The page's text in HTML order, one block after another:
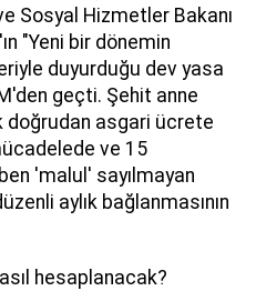
Sosyal Hizmetler Bakanı
"Yeni bir dönemin
duyurduğu dev yasa
geçti. Şehit anne
doğrudan asgari ücrete
ve 15
'malul' sayılmayan
aylık bağlanmasının
hesaplanacak?